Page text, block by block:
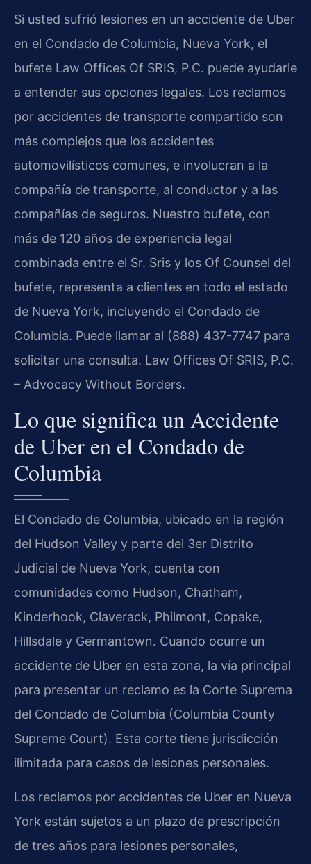
Si usted sufrió lesiones en un accidente de Uber
en el Condado de Columbia, Nueva York, el
bufete Law Offices Of SRIS, P.C. puede ayudarle
a entender sus opciones legales. Los reclamos
por accidentes de transporte compartido son
más complejos que los accidentes
automovilísticos comunes, e involucran a la
compañía de transporte, al conductor y a las
compañías de seguros. Nuestro bufete, con
más de 120 años de experiencia legal
combinada entre el Sr. Sris y los Of Counsel del
bufete, representa a clientes en todo el estado
de Nueva York, incluyendo el Condado de
Columbia. Puede llamar al (888) 437-7747 para
solicitar una consulta. Law Offices Of SRIS, P.C.
– Advocacy Without Borders.
Lo que significa un Accidente
de Uber en el Condado de
Columbia
El Condado de Columbia, ubicado en la región
del Hudson Valley y parte del 3er Distrito
Judicial de Nueva York, cuenta con
comunidades como Hudson, Chatham,
Kinderhook, Claverack, Philmont, Copake,
Hillsdale y Germantown. Cuando ocurre un
accidente de Uber en esta zona, la vía principal
para presentar un reclamo es la Corte Suprema
del Condado de Columbia (Columbia County
Supreme Court). Esta corte tiene jurisdicción
ilimitada para casos de lesiones personales.
Los reclamos por accidentes de Uber en Nueva
York están sujetos a un plazo de prescripción
de tres años para lesiones personales,